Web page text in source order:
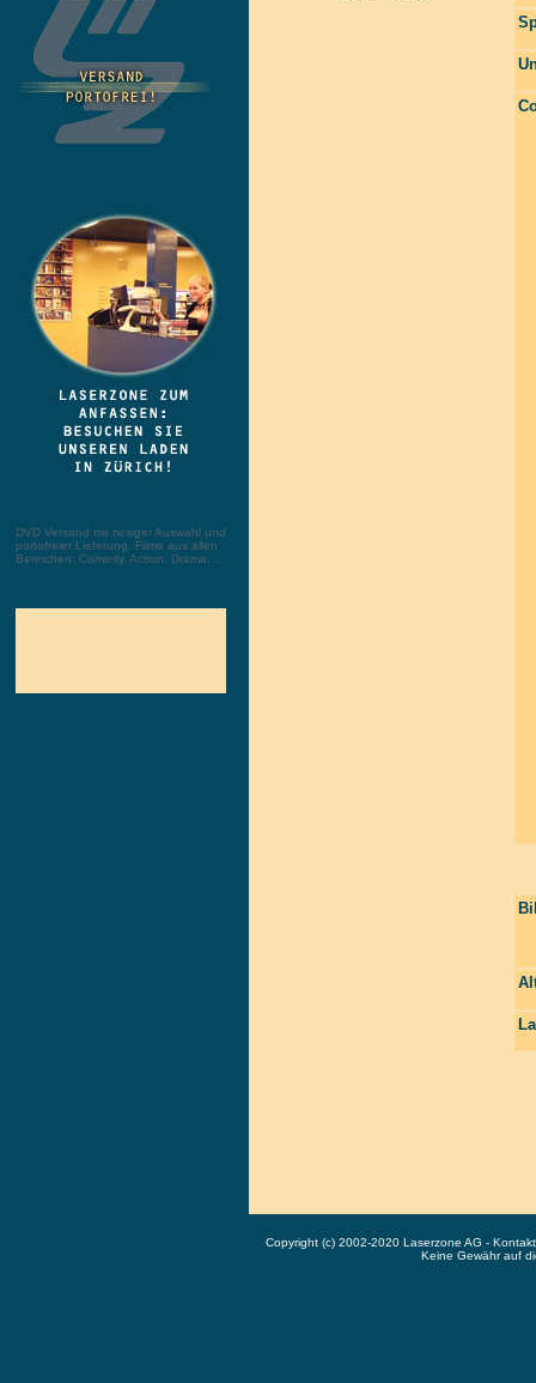
DVD Versand mit riesiger Auswahl und
portofreier Lieferung. Filme aus allen
Bereichen: Comedy, Action, Drama, ...
Copyright (c) 2002-2020 Laserzone AG -
Keine Gewähr auf